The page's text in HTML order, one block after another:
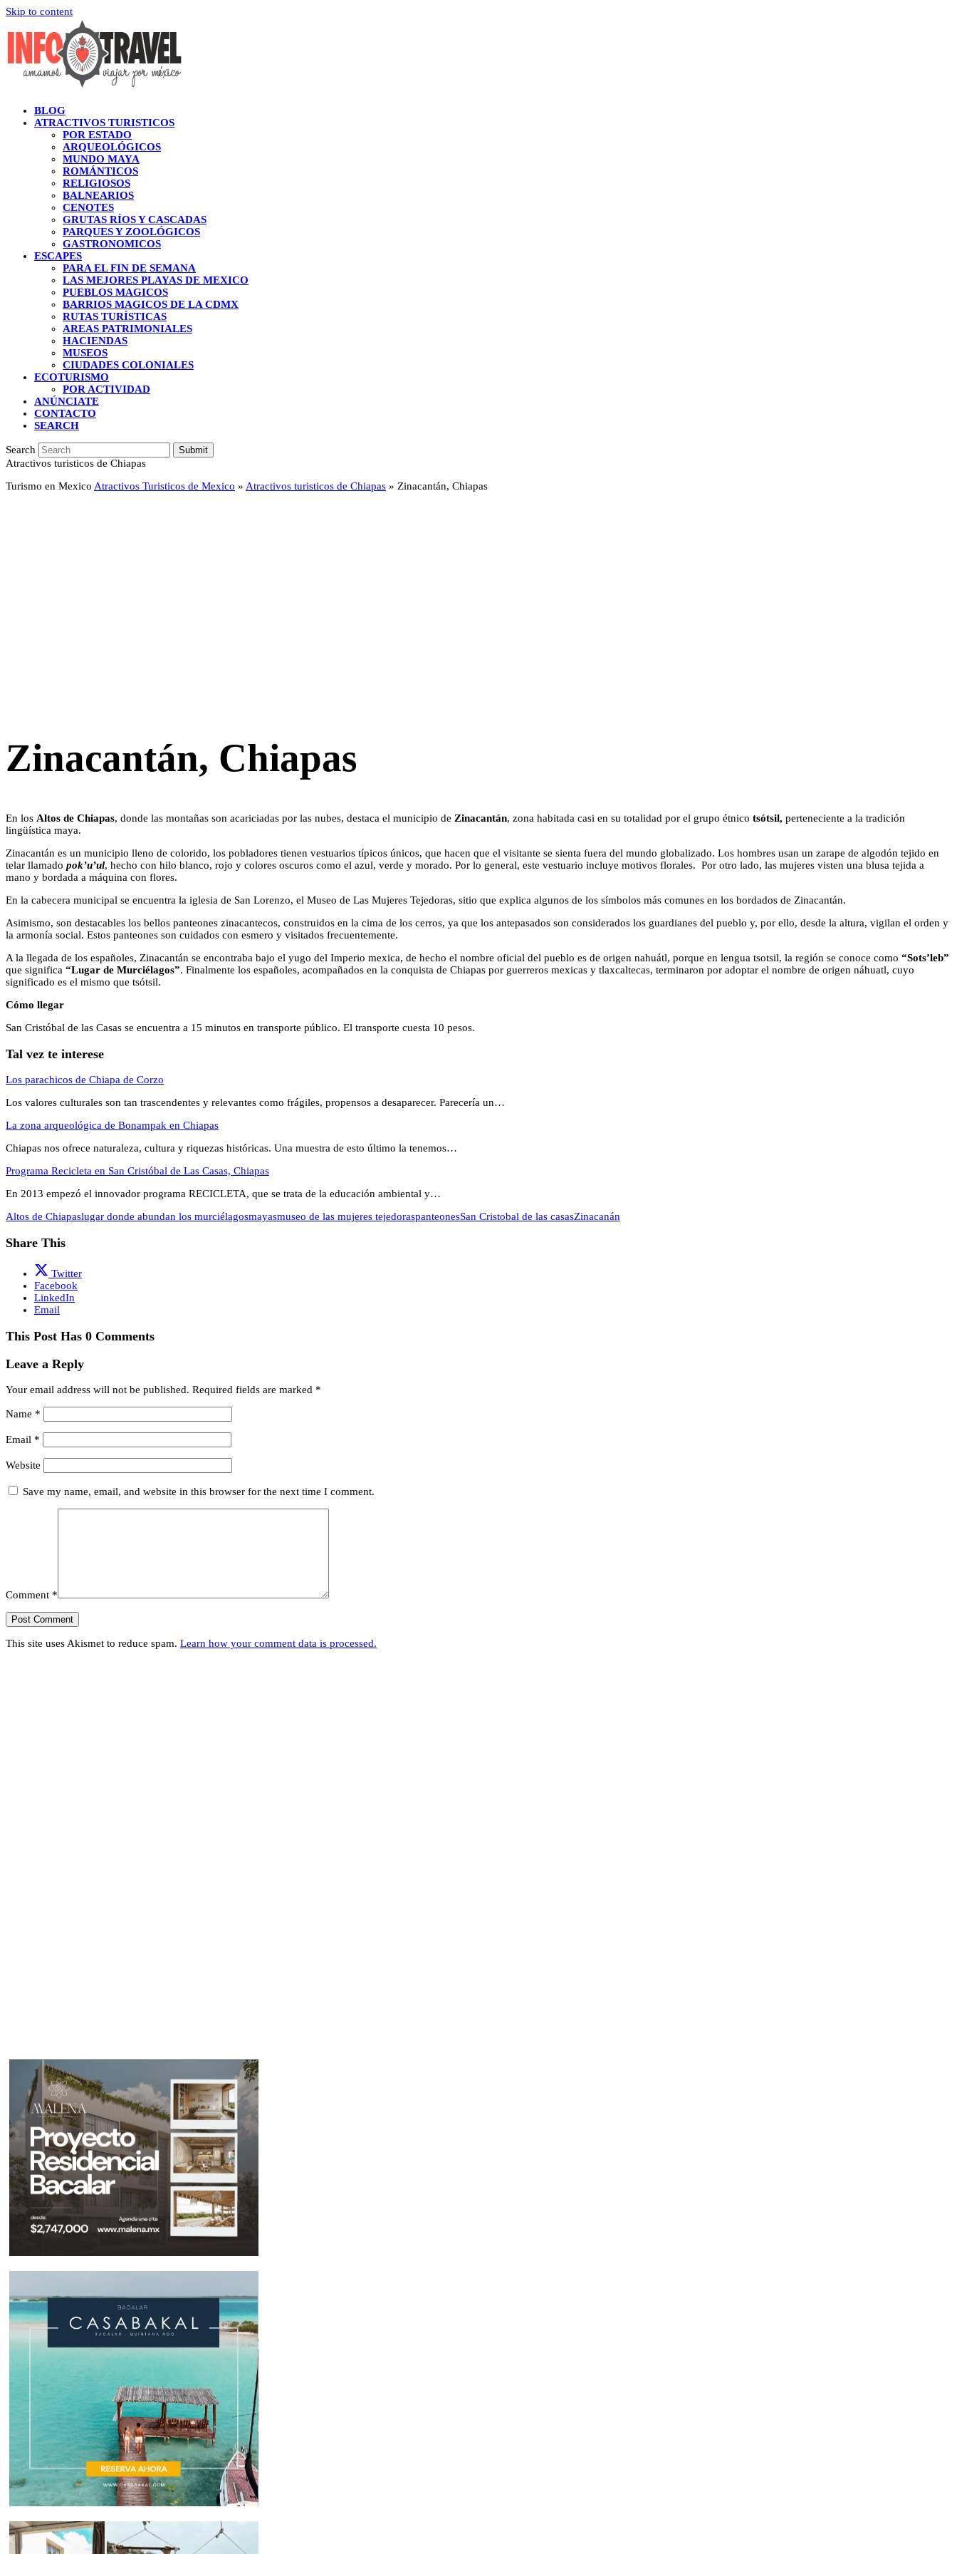
Skip to content
BLOG
ATRACTIVOS TURISTICOS
POR ESTADO
ARQUEOLÓGICOS
MUNDO MAYA
ROMÁNTICOS
RELIGIOSOS
BALNEARIOS
CENOTES
GRUTAS RÍOS Y CASCADAS
PARQUES Y ZOOLÓGICOS
GASTRONOMICOS
ESCAPES
PARA EL FIN DE SEMANA
LAS MEJORES PLAYAS DE MEXICO
PUEBLOS MAGICOS
BARRIOS MAGICOS DE LA CDMX
RUTAS TURÍSTICAS
AREAS PATRIMONIALES
HACIENDAS
MUSEOS
CIUDADES COLONIALES
ECOTURISMO
POR ACTIVIDAD
ANÚNCIATE
CONTACTO
SEARCH
Search Submit
Atractivos turisticos de Chiapas
Turismo en Mexico Atractivos Turisticos de Mexico » Atractivos turisticos de Chiapas » Zinacantán, Chiapas
Zinacantán, Chiapas
En los Altos de Chiapas, donde las montañas son acariciadas por las nubes, destaca el municipio de Zinacantán, zona habitada casi en su totalidad por el grupo étnico tsótsil, perteneciente a la tradición
lingüística maya.
Zinacantán es un municipio lleno de colorido, los pobladores tienen vestuarios típicos únicos, que hacen que el visitante se sienta fuera del mundo globalizado. Los hombres usan un zarape de algodón tejido en
telar llamado pok’u’ul, hecho con hilo blanco, rojo y colores oscuros como el azul, verde y morado. Por lo general, este vestuario incluye motivos florales. Por otro lado, las mujeres visten una blusa tejida a
mano y bordada a máquina con flores.
En la cabecera municipal se encuentra la iglesia de San Lorenzo, el Museo de Las Mujeres Tejedoras, sitio que explica algunos de los símbolos más comunes en los bordados de Zinacantán.
Asimismo, son destacables los bellos panteones zinacantecos, construidos en la cima de los cerros, ya que los antepasados son considerados los guardianes del pueblo y, por ello, desde la altura, vigilan el orden y
la armonía social. Estos panteones son cuidados con esmero y visitados frecuentemente.
A la llegada de los españoles, Zinacantán se encontraba bajo el yugo del Imperio mexica, de hecho el nombre oficial del pueblo es de origen nahuátl, porque en lengua tsotsil, la región se conoce como “Sots’leb”
que significa “Lugar de Murciélagos”. Finalmente los españoles, acompañados en la conquista de Chiapas por guerreros mexicas y tlaxcaltecas, terminaron por adoptar el nombre de origen náhuatl, cuyo
significado es el mismo que tsótsil.
Cómo llegar
San Cristóbal de las Casas se encuentra a 15 minutos en transporte público. El transporte cuesta 10 pesos.
Tal vez te interese
Los parachicos de Chiapa de Corzo
Los valores culturales son tan trascendentes y relevantes como frágiles, propensos a desaparecer. Parecería un…
La zona arqueológica de Bonampak en Chiapas
Chiapas nos ofrece naturaleza, cultura y riquezas históricas. Una muestra de esto último la tenemos…
Programa Recicleta en San Cristóbal de Las Casas, Chiapas
En 2013 empezó el innovador programa RECICLETA, que se trata de la educación ambiental y…
Altos de Chiapaslugar donde abundan los murciélagosmayasmuseo de las mujeres tejedoraspanteonesSan Cristobal de las casasZinacanán
Share This
Twitter
Facebook
LinkedIn
Email
This Post Has 0 Comments
Leave a Reply
Your email address will not be published. Required fields are marked *
Name *
Email *
Website
Save my name, email, and website in this browser for the next time I comment.
Comment *
This site uses Akismet to reduce spam. Learn how your comment data is processed.